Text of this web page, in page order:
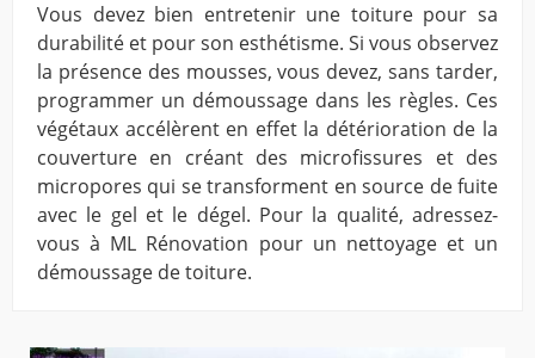
Vous devez bien entretenir une toiture pour sa
durabilité et pour son esthétisme. Si vous observez
la présence des mousses, vous devez, sans tarder,
programmer un démoussage dans les règles. Ces
végétaux accélèrent en effet la détérioration de la
couverture en créant des microfissures et des
micropores qui se transforment en source de fuite
avec le gel et le dégel. Pour la qualité, adressez-
vous à ML Rénovation pour un nettoyage et un
démoussage de toiture.